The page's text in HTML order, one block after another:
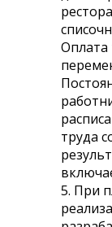
Оплата
труда
5. При